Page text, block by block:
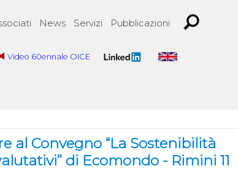
News Servizi Pubblicazioni
Video 60ennale OICE
al Convegno “La Sostenibilità
di Ecomondo - Rimini 11